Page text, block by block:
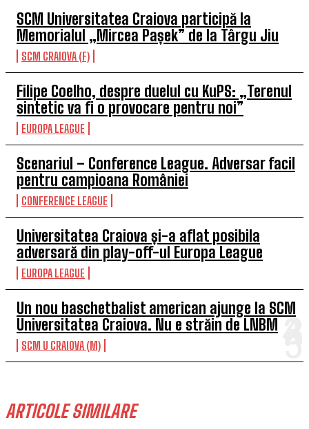
SCM Universitatea Craiova participă la
Memorialul „Mircea Pașek” de la Târgu Jiu
SCM CRAIOVA (F)
Filipe Coelho, despre duelul cu KuPS: „Terenul
sintetic va fi o provocare pentru noi”
EUROPA LEAGUE
Scenariul – Conference League. Adversar facil
pentru campioana României
CONFERENCE LEAGUE
Universitatea Craiova și-a aflat posibila
adversară din play-off-ul Europa League
EUROPA LEAGUE
Un nou baschetbalist american ajunge la SCM
Universitatea Craiova. Nu e străin de LNBM
SCM U CRAIOVA (M)
ARTICOLE SIMILARE